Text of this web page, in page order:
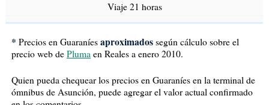
Viaje 21 horas
* Precios en Guaraníes aproximados según cálculo sobre el
precio web de Plumaen Reales a enero 2010.
Quien pueda chequear los precios en Guaraníes en la terminal de
ómnibus de Asunción, puede agregar el valor actual confirmado